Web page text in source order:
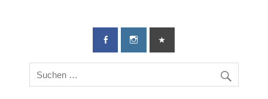
TG-Geislingen
DIE Sportadresse in Geislingen!